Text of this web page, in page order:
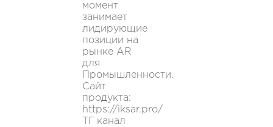
момент
занимает
лидирующие
позиции на
рынке AR
для
Промышленности.
Сайт
продукта:
https://iksar.pro/
ТГ канал